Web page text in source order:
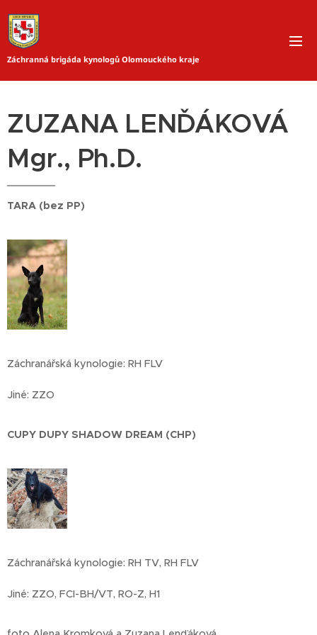
Záchranná brigáda kynologů Olomouckého kraje
ZUZANA LENĎÁKOVÁ
Mgr., Ph.D.
TARA (bez PP)
Záchranářská kynologie: RH FLV
Jiné: ZZO
CUPY DUPY SHADOW DREAM (CHP)
Záchranářská kynologie: RH TV, RH FLV
Jiné: ZZO, FCI-BH/VT, RO-Z, H1